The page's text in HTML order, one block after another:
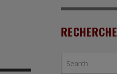
RECHERCHE